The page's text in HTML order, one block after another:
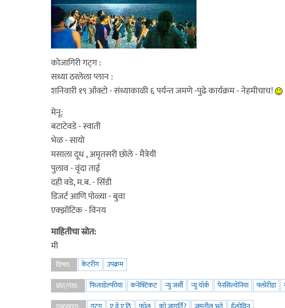
कोजागिरी गट्ग :
सध्या ठरलेला प्लान :
शनिवारी १९ ऑक्टो - संध्याकाळी ६ पर्यन्त जमणे -पुढे कार्यक्रम - नेहमीचाच!
मेनू:
बटाटेवडे - स्वाती
भेळ - सायो
मसाला दूध , अमृतसरी छोले - मैत्रेयी
पुलाव - वृंदा ताई
दही वडे, म.ब. - सिंडी
डिजर्ट आणि पोळ्या - बुवा
एक्झॉटिक - विनय
माहितीचा स्रोत:
मी
विषय: केटरींग
उपक्रम
प्रांत/गाव:
फिलाडेल्फीया कनेक्टिकट न्यु जर्सी न्यु यॉर्क पेनसिल्वेनिया फ्लोरीडा